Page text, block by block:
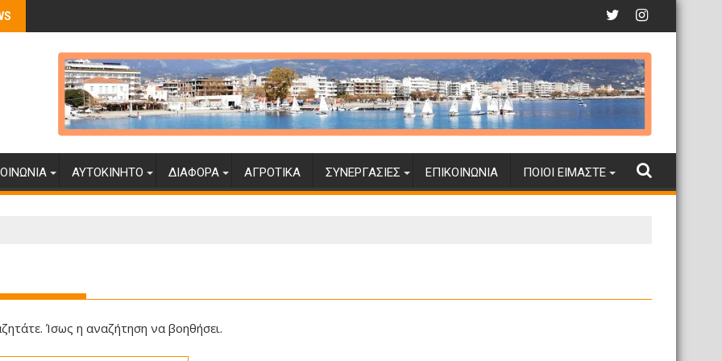
ΑΥΤΟΚΊΝΗΤΟ ΔΙΆΦΟΡΑ ΑΓΡΟΤΙΚΆ ΣΥΝΕΡΓΑΣΊΕΣ ΕΠΙΚΟΙΝΩΝΊΑ ΠΟΙΟΙ ΕΊΜΑΣΤΕ
Ίσως η αναζήτηση να βοηθήσει.